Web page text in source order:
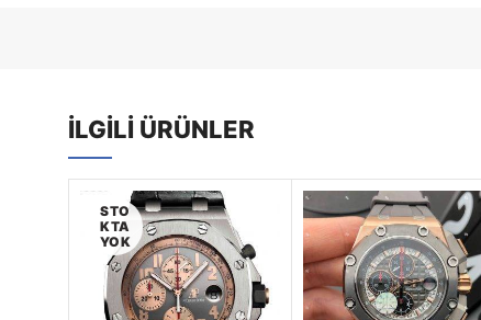
İLGILI ÜRÜNLER
STO
KTA
YOK